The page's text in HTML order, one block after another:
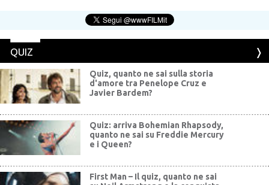
QUIZ
Quiz, quanto ne sai sulla storia
d'amore tra Penelope Cruz e
Javier Bardem?
Quiz: arriva Bohemian Rhapsody,
quanto ne sai su Freddie Mercury
e i Queen?
First Man – Il quiz, quanto ne sai